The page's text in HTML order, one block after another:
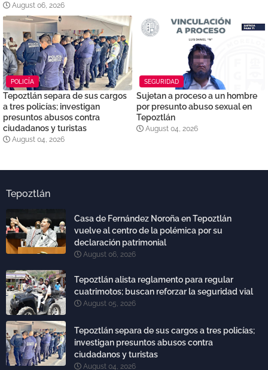
August 06, 2026
POLICÍA
Tepoztlán separa de sus cargos
a tres policías; investigan
presuntos abusos contra
ciudadanos y turistas
August 04, 2026
SEGURIDAD
Sujetan a proceso a un hombre
por presunto abuso sexual en
Tepoztlán
August 04, 2026
Tepoztlán
Casa de Fernández Noroña en Tepoztlán
vuelve al centro de la polémica por su
declaración patrimonial
August 06, 2026
Tepoztlán alista reglamento para regular
cuatrimotos; buscan reforzar la seguridad vial
August 05, 2026
Tepoztlán separa de sus cargos a tres policías;
investigan presuntos abusos contra
ciudadanos y turistas
August 04, 2026